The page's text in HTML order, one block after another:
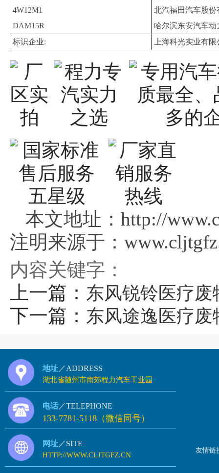
4W12M1
DAM15R
北汽福田汽车股份
哈尔滨东安汽车
标识企业:
上海科光实业有限
本文地址：http://
注明来源于：
内容关键字：
上一篇： 东风锐铃医疗废
下一篇： 东风途逸医疗废
地址 ／ADDRESS
湖北省随州市南郊程力汽车工业园
电话 ／TELEPHONE
133-7781-5118（微信同号）
网址 ／SITE
HTTP://WWW.CLJTGFZ.CN
友情链